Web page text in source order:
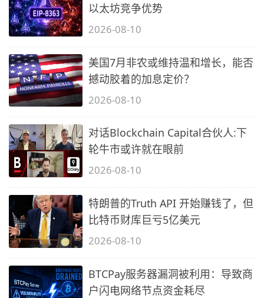
以太坊竞争优势
2026-08-10
美国7月非农或维持温和增长，能否
撼动胶着的加息定价？
2026-08-10
对话Blockchain Capital合伙人:下
轮牛市或许就在眼前
2026-08-10
特朗普的Truth API 开始赚钱了，但
比特币财库巨亏5亿美元
2026-08-10
BTCPay服务器漏洞被利用：导致商
户闪电网络节点资金耗尽